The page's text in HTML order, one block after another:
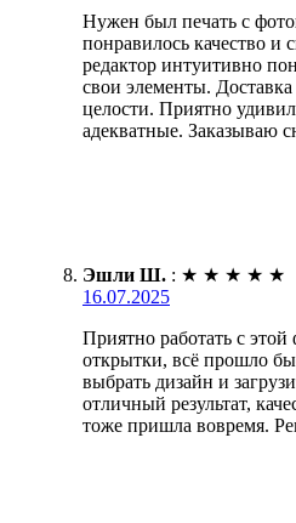
Нужен был печать с
понравилось качество и
редактор интуитивно
свои элементы.
целости. Приятно
адекватные. Заказываю
Эшли Ш. : ★ ★ ★ ★ ★
16.07.2025
Приятно работать с этой
открытки, всё прошло
выбрать дизайн и
отличный результат,
тоже пришла вовремя.